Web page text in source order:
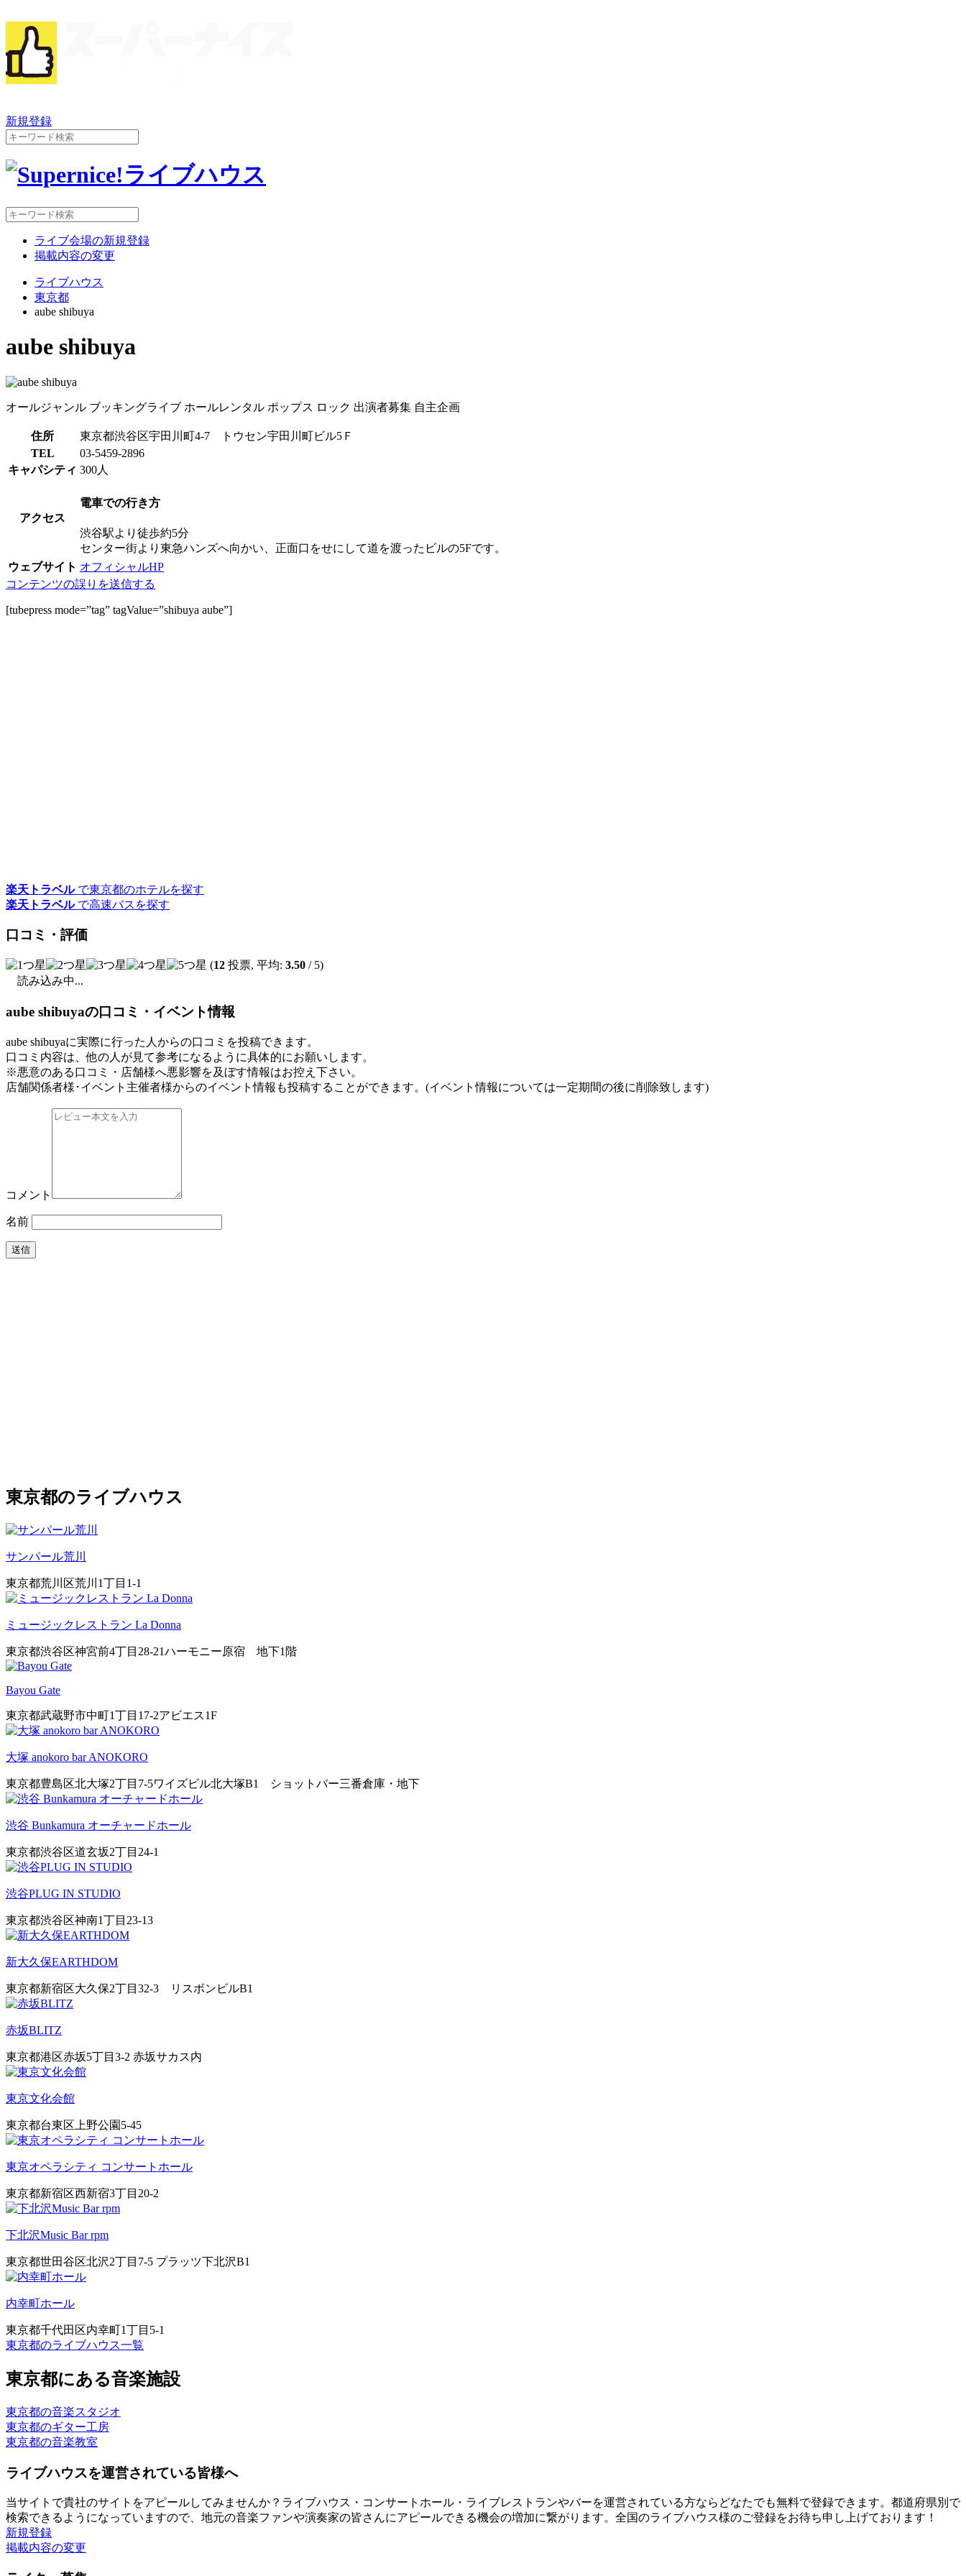
新規登録
ライブ会場の新規登録
掲載内容の変更
ライブハウス
東京都
aube shibuya
aube shibuya
オールジャンル ブッキングライブ ホールレンタル ポップス ロック 出演者募集 自主企画
住所
東京都渋谷区宇田川町4-7 トウセン宇田川町ビル5Ｆ
TEL
03-5459-2896
キャパシティ 300人
アクセス
電車での行き方
渋谷駅より徒歩約5分
センター街より東急ハンズへ向かい、正面口をせにして道を渡ったビルの5Fです。
ウェブサイト オフィシャルHP
コンテンツの誤りを送信する
[tubepress mode=”tag” tagValue=”shibuya aube”]
楽天トラベルで東京都のホテルを探す
楽天トラベルで高速バスを探す
口コミ・評価
(12 投票, 平均: 3.50 / 5)
読み込み中...
aube shibuyaの口コミ・イベント情報
aube shibuyaに実際に行った人からの口コミを投稿できます。
口コミ内容は、他の人が見て参考になるように具体的にお願いします。
※悪意のある口コミ・店舗様へ悪影響を及ぼす情報はお控え下さい。
店舗関係者様･イベント主催者様からのイベント情報も投稿することができます。 (イベント情報については一定期間の後に削除致します)
コメント
名前
東京都のライブハウス
サンパール荒川
東京都荒川区荒川1丁目1-1
ミュージックレストラン La Donna
東京都渋谷区神宮前4丁目28-21ハーモニー原宿 地下1階
Bayou Gate
東京都武蔵野市中町1丁目17-2アビエス1F
大塚 anokoro bar ANOKORO
東京都豊島区北大塚2丁目7-5ワイズビル北大塚B1 ショットバー三番倉庫・地下
渋谷 Bunkamura オーチャードホール
東京都渋谷区道玄坂2丁目24-1
渋谷PLUG IN STUDIO
東京都渋谷区神南1丁目23-13
新大久保EARTHDOM
東京都新宿区大久保2丁目32-3 リスボンビルB1
赤坂BLITZ
東京都港区赤坂5丁目3-2 赤坂サカス内
東京文化会館
東京都台東区上野公園5-45
東京オペラシティ コンサートホール
東京都新宿区西新宿3丁目20-2
下北沢Music Bar rpm
東京都世田谷区北沢2丁目7-5 プラッツ下北沢B1
内幸町ホール
東京都千代田区内幸町1丁目5-1
東京都のライブハウス一覧
東京都にある音楽施設
東京都の音楽スタジオ
東京都のギター工房
東京都の音楽教室
ライブハウスを運営されている皆様へ
当サイトで貴社のサイトをアピールしてみませんか？ライブハウス・コンサートホール・ライブレストランやバーを運営されている方ならどなたでも無料で登録できます。都道府県別で
検索できるようになっていますので、地元の音楽ファンや演奏家の皆さんにアピールできる機会の増加に繋がります。全国のライブハウス様のご登録をお待ち申し上げております！
新規登録
掲載内容の変更